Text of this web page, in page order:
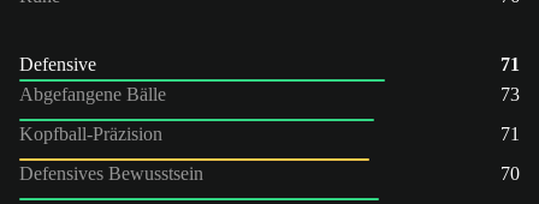
Defensive
71
Abgefangene Bälle
73
Kopfball-Präzision
71
Defensives Bewusstsein
70